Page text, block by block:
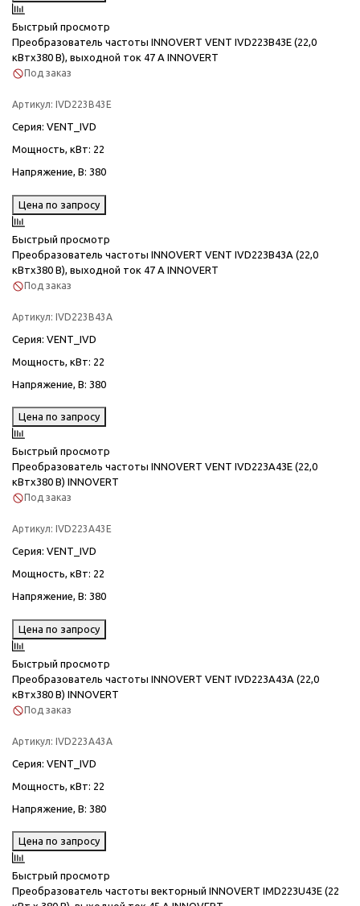
Быстрый просмотр
Преобразователь частоты INNOVERT VENT IVD223B43E (22,0
кВтx380 В), выходной ток 47 А INNOVERT
Под заказ
Артикул: IVD223B43E
Серия: VENT_IVD
Мощность, кВт: 22
Напряжение, В: 380
Цена по запросу
Быстрый просмотр
Преобразователь частоты INNOVERT VENT IVD223B43A (22,0
кВтx380 В), выходной ток 47 А INNOVERT
Под заказ
Артикул: IVD223B43A
Серия: VENT_IVD
Мощность, кВт: 22
Напряжение, В: 380
Цена по запросу
Быстрый просмотр
Преобразователь частоты INNOVERT VENT IVD223A43E (22,0
кВтx380 В) INNOVERT
Под заказ
Артикул: IVD223A43E
Серия: VENT_IVD
Мощность, кВт: 22
Напряжение, В: 380
Цена по запросу
Быстрый просмотр
Преобразователь частоты INNOVERT VENT IVD223A43A (22,0
кВтx380 В) INNOVERT
Под заказ
Артикул: IVD223A43A
Серия: VENT_IVD
Мощность, кВт: 22
Напряжение, В: 380
Цена по запросу
Быстрый просмотр
Преобразователь частоты векторный INNOVERT IMD223U43E (22